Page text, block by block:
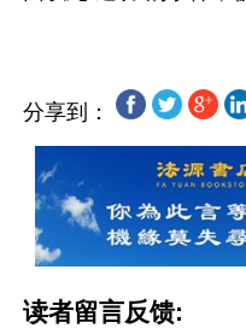
分享到：
读者留言反馈: